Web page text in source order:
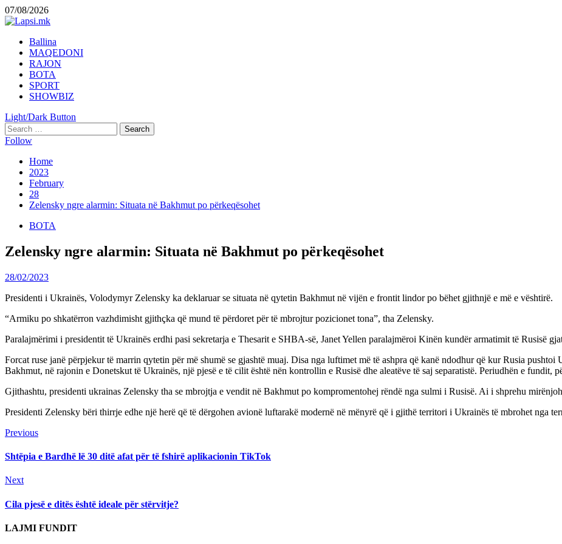
Skip
to
07/08/2026
Primary
Menu
Ballina
MAQEDONI
RAJON
BOTA
SPORT
SHOWBIZ
Light/Dark Button
Search
for:
Follow
Home
2023
February
28
Zelensky ngre alarmin: Situata në Bakhmut po përkeqësohet
BOTA
Zelensky ngre alarmin: Situata në Bakhmut po përkeqësohet
28/02/2023
Presidenti i Ukrainës, Volodymyr Zelensky ka deklaruar se situata në qytetin Bakhmut në vijën e frontit lindor po bëhet gjithnjë e më e vështirë.
“Armiku po shkatërron vazhdimisht gjithçka që mund të përdoret për të mbrojtur pozicionet tona”, tha Zelensky.
Paralajmërimi i presidentit të Ukrainës erdhi pasi sekretarja e Thesarit e SHBA-së, Janet Yellen paralajmëroi Kinën kundër armatimit të Rusisë
Forcat ruse janë përpjekur të marrin qytetin për më shumë se gjashtë muaj. Disa nga luftimet më të ashpra që kanë ndodhur që kur Rusia
Bakhmut, në rajonin e Donetskut të Ukrainës, një pjesë e të cilit është nën kontrollin e Rusisë dhe aleatëve të saj separatistë. Periudhën e fundit,
Gjithashtu, presidenti ukrainas Zelensky tha se mbrojtja e vendit në Bakhmut po kompromentohej rëndë nga sulmi i Rusisë. Ai i shprehu
Presidenti Zelensky bëri thirrje edhe një herë që të dërgohen avionë luftarakë modernë në mënyrë që i gjithë territori i Ukrainës të mbrohet nga
Continue
Reading
PreviousPrevious
Shtëpia e Bardhë lë 30 ditë afat për të fshirë aplikacionin TikTok
NextNext
Cila pjesë e ditës është ideale për stërvitje?
LAJMI FUNDIT